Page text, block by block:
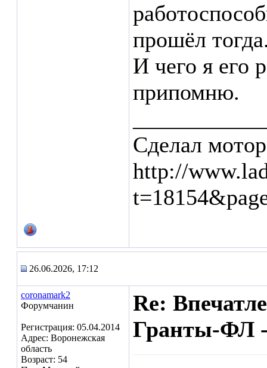
прошёл
И чего я его
припомню.
Сделал
http://
26.06.2026, 17:12
coronamark2
Форумчанин
Регистрация: 05.04.2014
Адрес: Воронежская
область
Возраст: 54
Re:
Гранты-ФЛ